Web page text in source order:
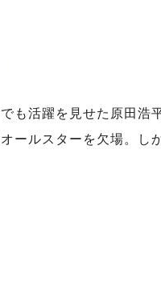
も活躍を見せた原田
ールスターを欠場。し